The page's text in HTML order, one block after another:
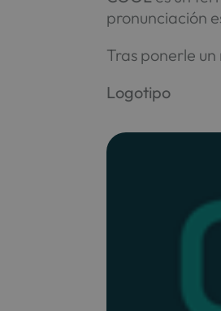
pronunciación
Tras ponerle